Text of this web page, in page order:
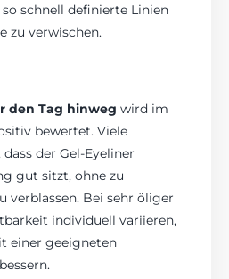
schnell definierte Linien
zu verwischen.
den Tag hinweg wird im
bewertet. Viele
der Gel-Eyeliner
gut sitzt, ohne zu
verblassen. Bei sehr öliger
individuell variieren,
einer geeigneten